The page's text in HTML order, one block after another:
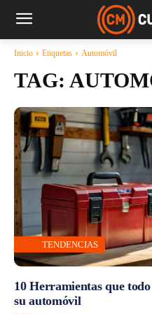
Inicio Etiquetas Automóvil
TAG:
TENDENCIAS
10 Herramientas que
su automóvil